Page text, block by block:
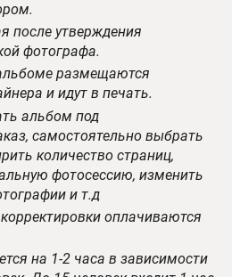
после утверждения
фотографа.
размещаются
и идут в печать.
альбом под
самостоятельно выбрать
количество страниц,
фотосессию, изменить
и т.д
оплачиваются
на 1-2 часа в зависимости